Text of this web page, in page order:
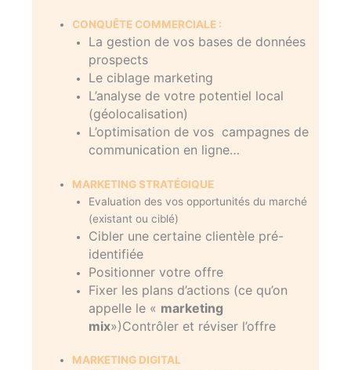
CONQUÊTE COMMERCIALE :
La gestion de vos bases de données
prospects
Le ciblage marketing
L’analyse de votre potentiel local
(géolocalisation)
L’optimisation de vos campagnes de
communication en ligne…
MARKETING STRATÉGIQUE
Evaluation des vos opportunités du marché
(existant ou ciblé)
Cibler une certaine clientèle pré-
identifiée
Positionner votre offre
Fixer les plans d’actions (ce qu’on
appelle le « marketing
mix»)Contrôler et réviser l’offre
MARKETING DIGITAL